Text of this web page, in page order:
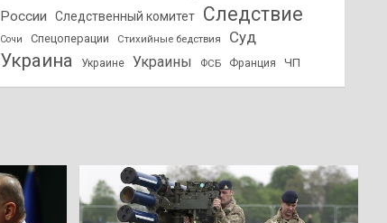
России
Следственный комитет Следствие
Сочи Спецоперации Стихийные бедствия Суд
Украина Украине Украины ФСБ Франция ЧП